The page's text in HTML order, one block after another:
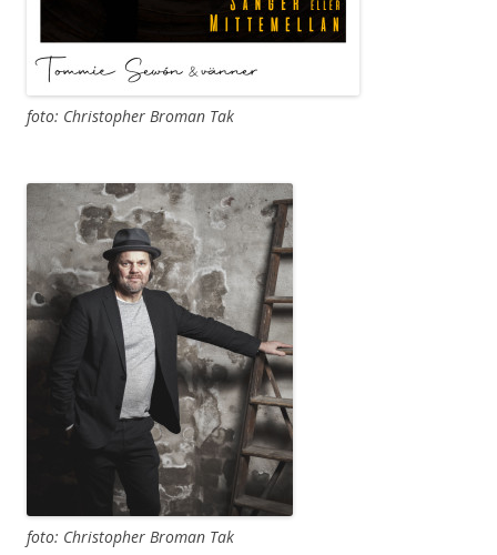
foto: Christopher Broman Tak
foto: Christopher Broman Tak